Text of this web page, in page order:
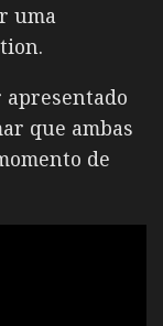
uma
apresentado
que ambas
de